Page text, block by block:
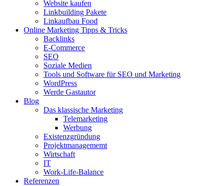
Website kaufen
Linkbuilding Pakete
Linkaufbau Food
Online Marketing Tipps & Tricks
Backlinks
E-Commerce
SEO
Soziale Medien
Tools und Software für SEO und Marketing
WordPress
Werde Gastautor
Blog
Das klassische Marketing
Telemarketing
Werbung
Existenzgründung
Projektmanagememt
Wirtschaft
IT
Work-Life-Balance
Referenzen